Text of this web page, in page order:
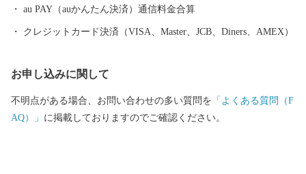
au PAY（auかんたん決済）通信料金合算
クレジットカード決済（VISA、Master、JCB、Diners、AMEX）
お申し込みに関して
不明点がある場合、お問い合わせの多い質問を 「よくある質問（F
AQ）」 に掲載しておりますのでご確認ください。